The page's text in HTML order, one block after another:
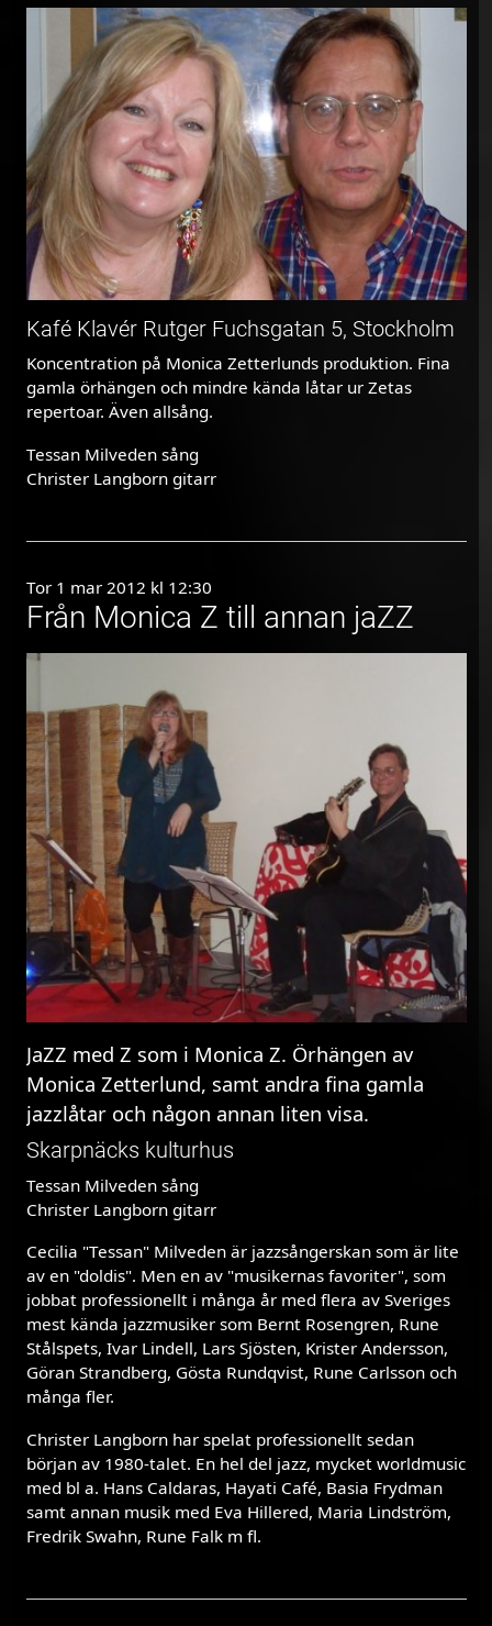
Kafé Klavér Rutger Fuchsgatan 5, Stockholm
Koncentration på Monica Zetterlunds produktion. Fina
gamla örhängen och mindre kända låtar ur Zetas
repertoar. Även allsång.
Tessan Milveden sång
Christer Langborn gitarr
Tor 1 mar 2012 kl 12:30
Från Monica Z till annan jaZZ
JaZZ med Z som i Monica Z. Örhängen av
Monica Zetterlund, samt andra fina gamla
jazzlåtar och någon annan liten visa.
Skarpnäcks kulturhus
Tessan Milveden sång
Christer Langborn gitarr
Cecilia "Tessan" Milveden är jazzsångerskan som är lite
av en "doldis". Men en av "musikernas favoriter", som
jobbat professionellt i många år med flera av Sveriges
mest kända jazzmusiker som Bernt Rosengren, Rune
Stålspets, Ivar Lindell, Lars Sjösten, Krister Andersson,
Göran Strandberg, Gösta Rundqvist, Rune Carlsson och
många fler.
Christer Langborn har spelat professionellt sedan
början av 1980-talet. En hel del jazz, mycket worldmusic
med bl a. Hans Caldaras, Hayati Café, Basia Frydman
samt annan musik med Eva Hillered, Maria Lindström,
Fredrik Swahn, Rune Falk m fl.